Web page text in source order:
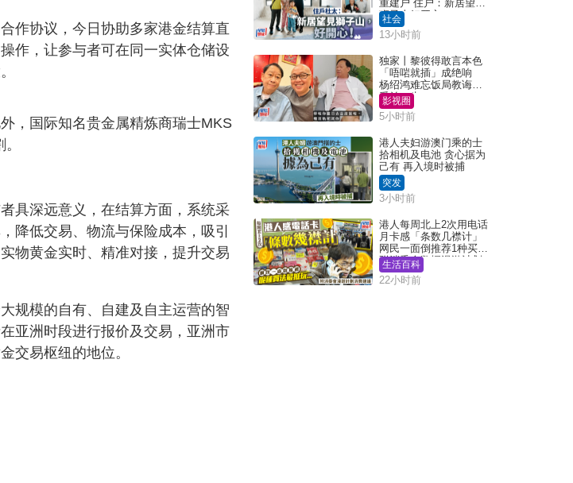
作协议，今日协助多家港金结算直
作，让参与者可在同一实体仓储设
，国际知名贵金属精炼商瑞士MKS
具深远意义，在结算方面，系统采
降低交易、物流与保险成本，吸引
物黄金实时、精准对接，提升交易
规模的自有、自建及自主运营的智
亚洲时段进行报价及交易，亚洲市
交易枢纽的地位。
重建户 住户：新居望见
狮子山好开心！
社会
13小时前
独家丨黎彼得敢言本色
「唔啱就插」成绝响
杨绍鸿难忘饭局教诲：
受益一生
影视圈
5小时前
港人夫妇游澳门乘的士
拾相机及电池 贪心据为
己有 再入境时被捕
突发
3小时前
港人每周北上2次用电话
月卡感「条数几襟计」
网民一面倒推荐1种买法
附消委会数据漫游计划
消费提示
生活百科
22小时前